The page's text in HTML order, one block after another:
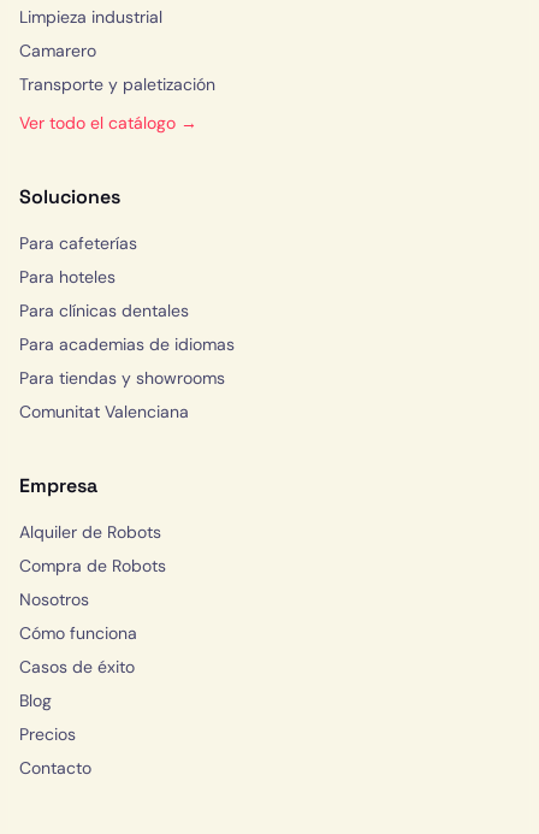
Limpieza industrial
Camarero
Transporte y paletización
Ver todo el catálogo →
Soluciones
Para cafeterías
Para hoteles
Para clínicas dentales
Para academias de idiomas
Para tiendas y showrooms
Comunitat Valenciana
Empresa
Alquiler de Robots
Compra de Robots
Nosotros
Cómo funciona
Casos de éxito
Blog
Precios
Contacto